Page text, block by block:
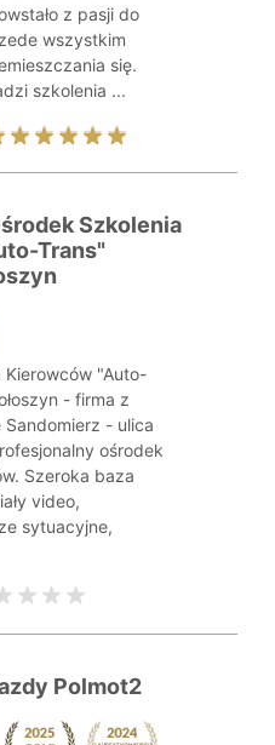
z pasji do
wszystkim
się.
szkolenia ...
Szkolenia
Trans"
Kierowców "Auto-
- firma z
- ulica
ośrodek
Szeroka baza
video,
sytuacyjne,
Polmot2